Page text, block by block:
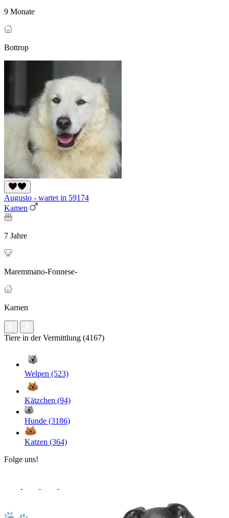
9 Monate
Bottrop
Augusto - wartet in 59174
Kamen
7 Jahre
Maremmano-Fonnese-
Karnen
Tiere in der Vermittlung (4167)
Welpen (523)
Kätzchen (94)
Hunde (3186)
Katzen (364)
Folge uns!